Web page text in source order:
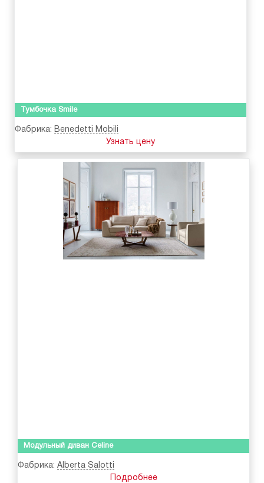
Тумбочка Smile
Фабрика: Benedetti Mobili
Узнать цену
Модульный диван Celine
Фабрика: Alberta Salotti
Подробнее